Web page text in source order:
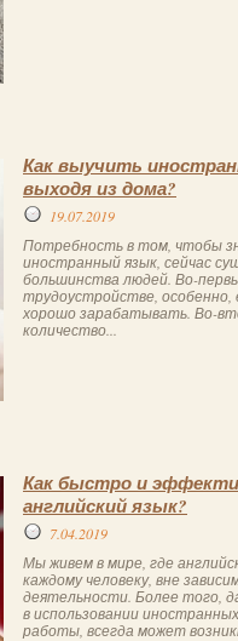
Как выучить
выходя из дома?
19.07.2019
Потребность в том, чтобы
иностранный язык, сейчас
большинства людей. Во-
трудоустройстве, особенно,
хорошо зарабатывать. Во-
количество...
Как быстро и
английский язык?
7.04.2019
Мы живем в мире, где
каждому человеку, вне
деятельности. Более того,
в использовании
работы, всегда может